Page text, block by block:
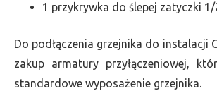
1 przykrywka do ślepej zatyczki 1/
Do podłączenia grzejnika do instalacji
zakup armatury przyłączeniowej,
standardowe wyposażenie grzejnika.